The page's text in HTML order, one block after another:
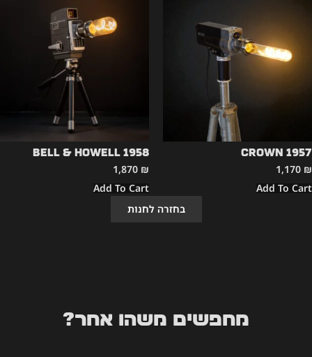
בחזרה לחנות
CROWN 1957
1,170 ₪
Add To Cart
Bell & Howell 1958
1,870 ₪
Add To Cart
מחפשים משהו אחר?